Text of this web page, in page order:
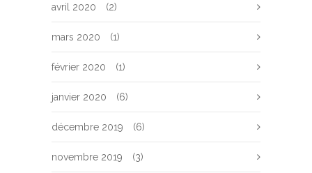
avril 2020 (2)
mars 2020 (1)
février 2020 (1)
janvier 2020 (6)
décembre 2019 (6)
novembre 2019 (3)